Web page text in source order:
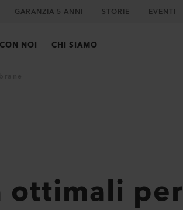
GARANZIA 5 ANNI STORIE EVENTI
NOI CHI SIAMO
ottimali per